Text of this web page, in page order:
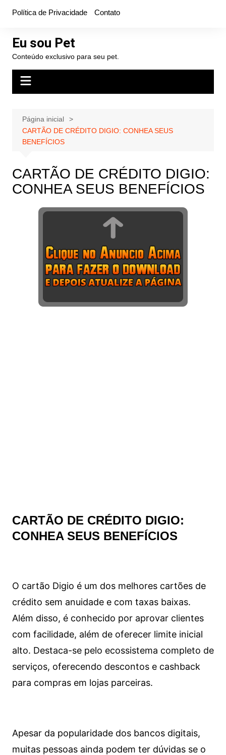
conteúdo
Política de Privacidade Contato
Eu sou Pet
Conteúdo exclusivo para seu pet.
Página inicial
CARTÃO DE CRÉDITO DIGIO: CONHEA SEUS
BENEFÍCIOS
CARTÃO DE CRÉDITO DIGIO:
CONHEA SEUS BENEFÍCIOS
CARTÃO DE CRÉDITO DIGIO:
CONHEA SEUS BENEFÍCIOS
O cartão Digio é um dos melhores cartões de
crédito sem anuidade e com taxas baixas.
Além disso, é conhecido por aprovar clientes
com facilidade, além de oferecer limite inicial
alto. Destaca-se pelo ecossistema completo de
serviços, oferecendo descontos e cashback
para compras em lojas parceiras.
Apesar da popularidade dos bancos digitais,
muitas pessoas ainda podem ter dúvidas se o